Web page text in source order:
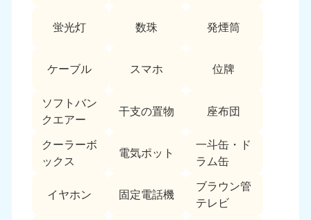
蛍光灯 数珠 発煙筒
ケーブル スマホ 位牌
ソフトバン
クエアー
干支の置物 座布団
クーラーボ
ックス
電気ポット
一斗缶・ド
ラム缶
イヤホン 固定電話機
ブラウン管
テレビ
9:00〜19:00 年中無休 9:00〜19:00 年中無休
長崎県
050-1880-9891
鹿児島県
050-1880-9889
大分県
050-1880-9893
9:00〜19:00 年中無休
050-1880-9890
9:00〜19:00 年中無休
050-1880-9892
沖縄県
050-1880-9887